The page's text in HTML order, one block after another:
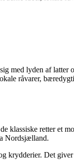
med lyden af latter
råvarer,
klassiske retter et
Nordsjælland.
krydderier. Det